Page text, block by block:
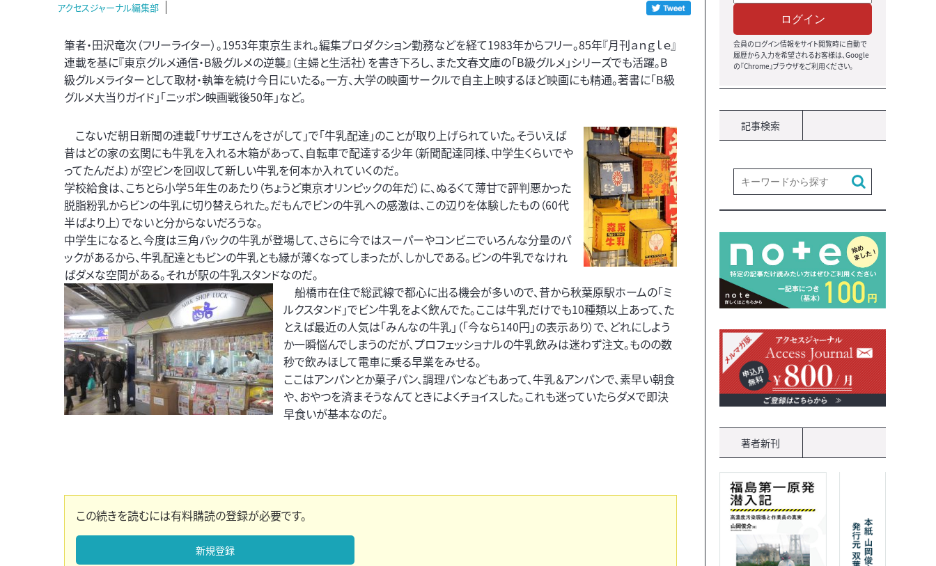
アクセスジャーナル編集部
筆者・田沢竜次（フリーライター）。1953年東京生まれ。編集プロダクション勤務などを経て1983年からフリー。85年『月刊ａｎｇｌｅ』
連載を基に『東京グルメ通信・B級グルメの逆襲』（主婦と生活社）を書き下ろし、また文春文庫の「B級グルメ」シリーズでも活躍。B
級グルメライターとして取材・執筆を続け今日にいたる。一方、大学の映画サークルで自主上映するほど映画にも精通。著書に「B級
グルメ大当りガイド」「ニッポン映画戦後50年」など。
こないだ朝日新聞の連載「サザエさんをさがして」で「牛乳配達」のことが取り上げられていた。そういえば
昔はどの家の玄関にも牛乳を入れる木箱があって、自転車で配達する少年（新聞配達同様、中学生くらいでや
ってたんだよ）が空ビンを回収して新しい牛乳を何本か入れていくのだ。
学校給食は、こちとら小学５年生のあたり（ちょうど東京オリンピックの年だ）に、ぬるくて薄甘で評判悪かった
脱脂粉乳からビンの牛乳に切り替えられた。だもんでビンの牛乳への感激は、この辺りを体験したもの（60代
半ばより上）でないと分からないだろうな。
中学生になると、今度は三角パックの牛乳が登場して、さらに今ではスーパーやコンビニでいろんな分量のパ
ックがあるから、牛乳配達ともビンの牛乳とも縁が薄くなってしまったが、しかしである。ビンの牛乳でなけれ
ばダメな空間がある。それが駅の牛乳スタンドなのだ。
船橋市在住で総武線で都心に出る機会が多いので、昔から秋葉原駅ホームの「ミ
ルクスタンド」でビン牛乳をよく飲んでた。ここは牛乳だけでも10種類以上あって、た
とえば最近の人気は「みんなの牛乳」（「今なら140円」の表示あり）で、どれにしよう
か一瞬悩んでしまうのだが、プロフェッショナルの牛乳飲みは迷わず注文。ものの数
秒で飲みほして電車に乗る早業をみせる。
ここはアンパンとか菓子パン、調理パンなどもあって、牛乳＆アンパンで、素早い朝食
や、おやつを済まそうなんてときによくチョイスした。これも迷っていたらダメで即決
早食いが基本なのだ。
この続きを読むには有料購読の登録が必要です。
新規登録
ログイン
会員のログイン情報をサイト閲覧時に自動で
履歴から入力を希望されるお客様は、Google
の『Chrome』ブラウザをご利用ください。
記事検索
著者新刊